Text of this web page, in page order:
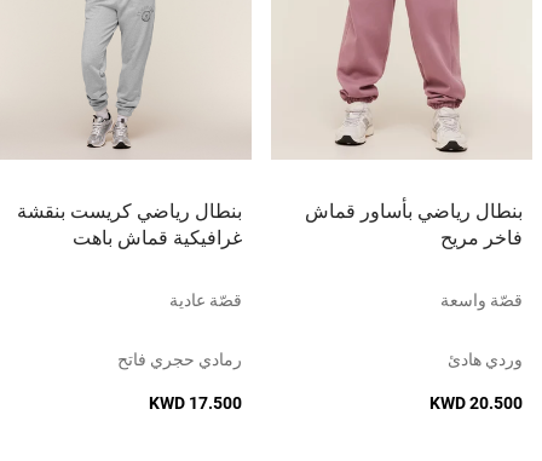
بنطال رياضي بأساور قماش
فاخر مريح
قصّة واسعة
وردي هادئ
KWD 20.500
بنطال رياضي كريست بنقشة
غرافيكية قماش باهت
قصّة عادية
رمادي حجري فاتح
KWD 17.500